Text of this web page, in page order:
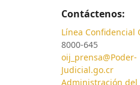
Contáctenos:
Línea Confidencial
8000-645
oij_prensa@Poder-
Judicial.go.cr
Administración del